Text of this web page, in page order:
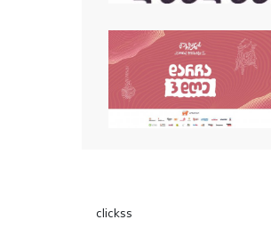
clickss